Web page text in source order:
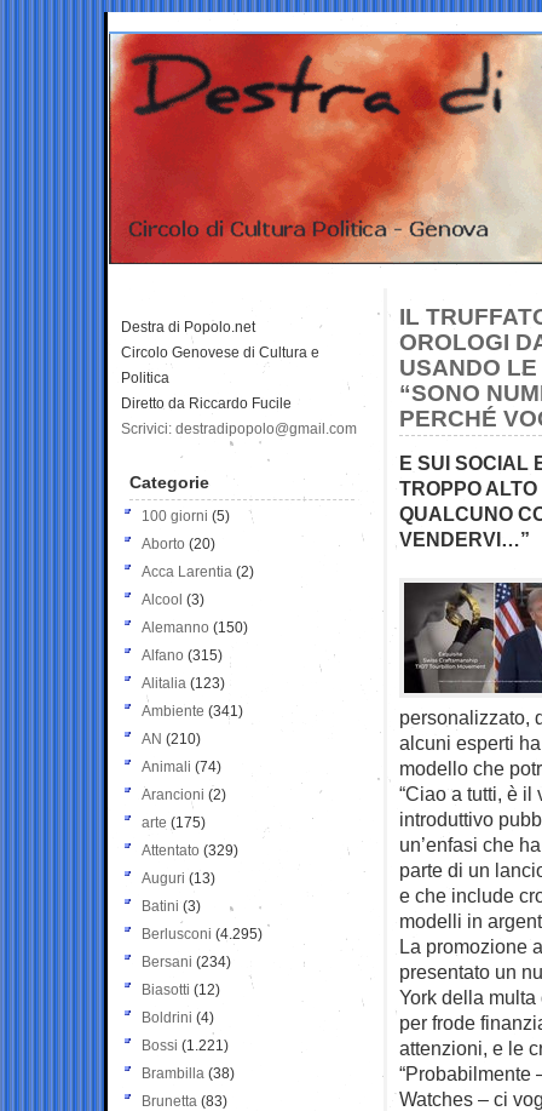
IL
OROLOGI
USANDO
“SONO
PERCHÉ
E SUI SOCIAL
TROPPO
QUALCUNO
VENDERVI…”
personalizzato,
alcuni esperti
modello che
“Ciao a tutti, è il
introduttivo
un’enfasi che
parte di un
e che include
modelli in
La promozione
presentato un
York della
per frode
attenzioni, e le
“Probabilmente
Watches – ci
Destra di Popolo.net
Circolo Genovese di Cultura e
Politica
Diretto da Riccardo Fucile
Scrivici: destradipopolo@gmail.com
Categorie
100 giorni (5)
Aborto (20)
Acca Larentia (2)
Alcool (3)
Alemanno (150)
Alfano (315)
Alitalia (123)
Ambiente (341)
AN (210)
Animali (74)
Arancioni (2)
arte (175)
Attentato (329)
Auguri (13)
Batini (3)
Berlusconi (4.295)
Bersani (234)
Biasotti (12)
Boldrini (4)
Bossi (1.221)
Brambilla (38)
Brunetta (83)